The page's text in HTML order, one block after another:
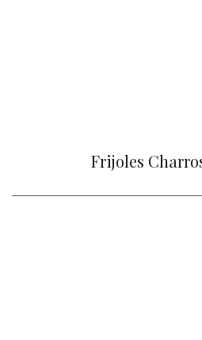
Frijoles